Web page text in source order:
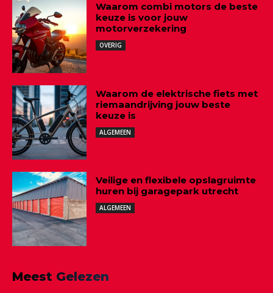
Waarom combi motors de beste
keuze is voor jouw
motorverzekering
OVERIG
Waarom de elektrische fiets met
riemaandrijving jouw beste
keuze is
ALGEMEEN
Veilige en flexibele opslagruimte
huren bij garagepark utrecht
ALGEMEEN
Meest Gelezen